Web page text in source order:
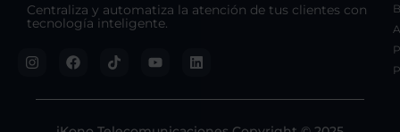
Centraliza y automatiza la atención de tus clientes con
tecnología inteligente.